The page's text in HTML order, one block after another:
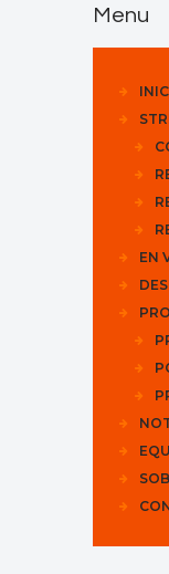
Menu
EN